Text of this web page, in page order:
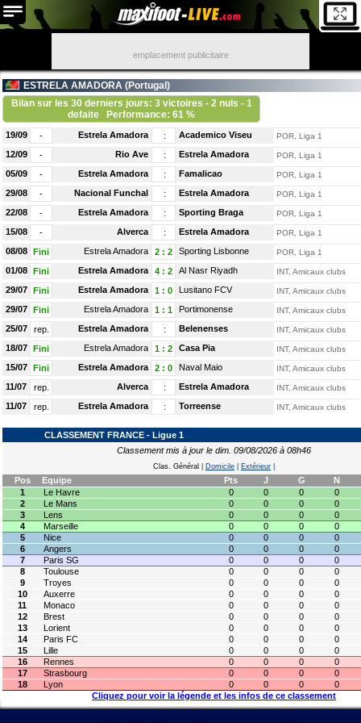
emplacement publicitaire
ESTRELA AMADORA (Portugal )
Bilan sur les 30 derniers jours: 3 victoires - 2 nuls - 1
defaite
Performance: 61 %
19/09 - Estrela Amadora : Academico Viseu POR, Liga 1
12/09 - Rio Ave : Estrela Amadora POR, Liga 1
05/09 - Estrela Amadora : Famalicao POR, Liga 1
29/08 - Nacional Funchal : Estrela Amadora POR, Liga 1
22/08 - Estrela Amadora : Sporting Braga POR, Liga 1
15/08 - Alverca : Estrela Amadora POR, Liga 1
08/08 Fini Estrela Amadora 2 : 2 Sporting Lisbonne POR, Liga 1
01/08 Fini Estrela Amadora 4 : 2 Al Nasr Riyadh INT, Amicaux clubs
29/07 Fini Estrela Amadora 1 : 0 Lusitano FCV INT, Amicaux clubs
29/07 Fini Estrela Amadora 1 : 1 Portimonense INT, Amicaux clubs
25/07 rep. Estrela Amadora : Belenenses INT, Amicaux clubs
18/07 Fini Estrela Amadora 1 : 2 Casa Pia INT, Amicaux clubs
15/07 Fini Estrela Amadora 2 : 0 Naval Maio INT, Amicaux clubs
11/07 rep. Alverca : Estrela Amadora INT, Amicaux clubs
11/07 rep. Estrela Amadora : Torreense INT, Amicaux clubs
CLASSEMENT FRANCE - Ligue 1
Classement mis à jour le dim. 09/08/2026 à 08h46
Clas. Général Domicile Extérieur
Pos Equipe Pts J G
N
1
Le Havre 0 0 0
0
2
Le Mans 0 0 0
0
3
Lens 0 0 0
0
4
Marseille 0 0 0
0
5
Nice 0 0 0
0
6
Angers 0 0 0
0
7
Paris SG 0 0 0
0
8
Toulouse 0 0 0
0
9
Troyes 0 0 0
0
10
Auxerre 0 0 0
0
11
Monaco 0 0 0
0
12
Brest 0 0 0
0
13
Lorient 0 0 0
0
14
Paris FC 0 0 0
0
15
Lille 0 0 0
0
16
Rennes 0 0 0
0
17
Strasbourg 0 0 0
0
18
Lyon 0 0 0
0
Cliquez pour voir la légende et les infos de ce classement